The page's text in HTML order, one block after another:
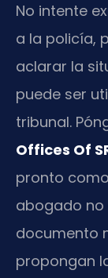
No intente
a la policía,
aclarar la
puede ser
tribunal.
Offices Of
pronto
abogado no
documento
propongan